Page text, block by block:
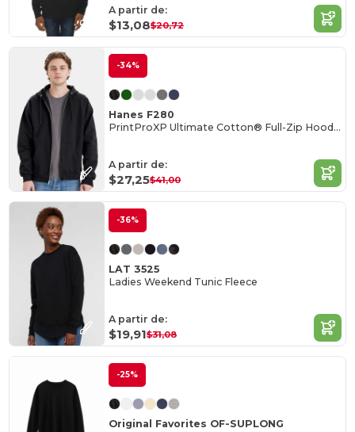
A partir de:
$13,08$20,72
-34%
Hanes F280
PrintProXP Ultimate Cotton® Full-Zip Hooded Sweatshirt
A partir de:
$27,25$41,00
-36%
LAT 3525
Ladies Weekend Tunic Fleece
A partir de:
$19,91$31,08
-25%
Original Favorites OF-SUPLONG